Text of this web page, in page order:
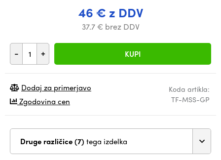
46 € z DDV
37.7 € brez DDV
- + KUPI
Koda artikla:
TF-MSS-GP
Dodaj za primerjavo
Zgodovina cen
Druge različice (7) tega izdelka